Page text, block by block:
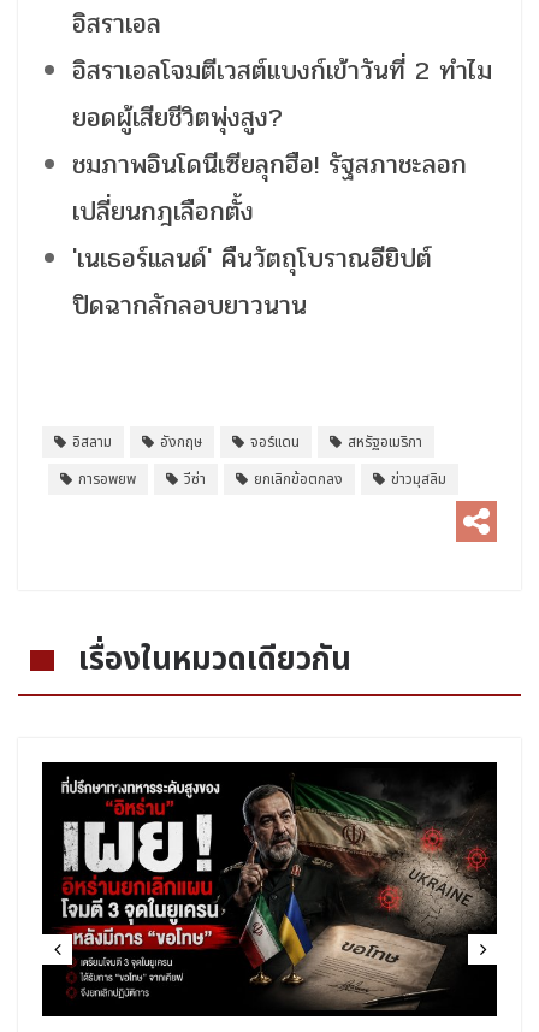
อิสราเอล
อิสราเอลโจมตีเวสต์แบงก์เข้าวันที่ 2 ทำไม
ยอดผู้เสียชีวิตพุ่งสูง?
ชมภาพอินโดนีเซียลุกฮือ! รัฐสภาชะลอก
เปลี่ยนกฎเลือกตั้ง
'เนเธอร์แลนด์' คืนวัตถุโบราณอียิปต์
ปิดฉากลักลอบยาวนาน
อิสลาม อังกฤษ จอร์แดน
สหรัฐอเมริกา
การอพยพ
วีซ่า ยกเลิกข้อตกลง ข่าวมุสลิม
เรื่องในหมวดเดียวกัน